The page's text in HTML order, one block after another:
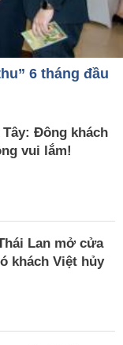
6 tháng đầu
Đông khách
vui lắm!
Lan mở cửa
khách Việt hủy